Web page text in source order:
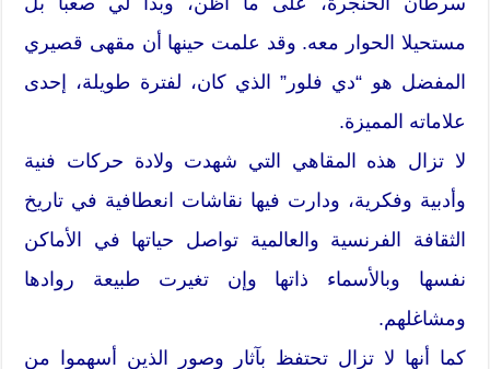
مستحيلا الحوار معه. وقد علمت حينها أن مقهى قصيري
المفضل هو “دي فلور” الذي كان، لفترة طويلة، إحدى
علاماته المميزة.
لا تزال هذه المقاهي التي شهدت ولادة حركات فنية
وأدبية وفكرية، ودارت فيها نقاشات انعطافية في تاريخ
الثقافة الفرنسية والعالمية تواصل حياتها في الأماكن
نفسها وبالأسماء ذاتها وإن تغيرت طبيعة روادها
ومشاغلهم.
كما أنها لا تزال تحتفظ بآثار وصور الذين أسهموا من